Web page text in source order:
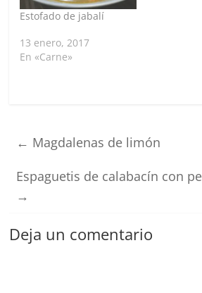
Estofado de jabalí
13 enero, 2017
En «Carne»
← Magdalenas de limón
Espaguetis de calabacín con
→
Deja un comentario